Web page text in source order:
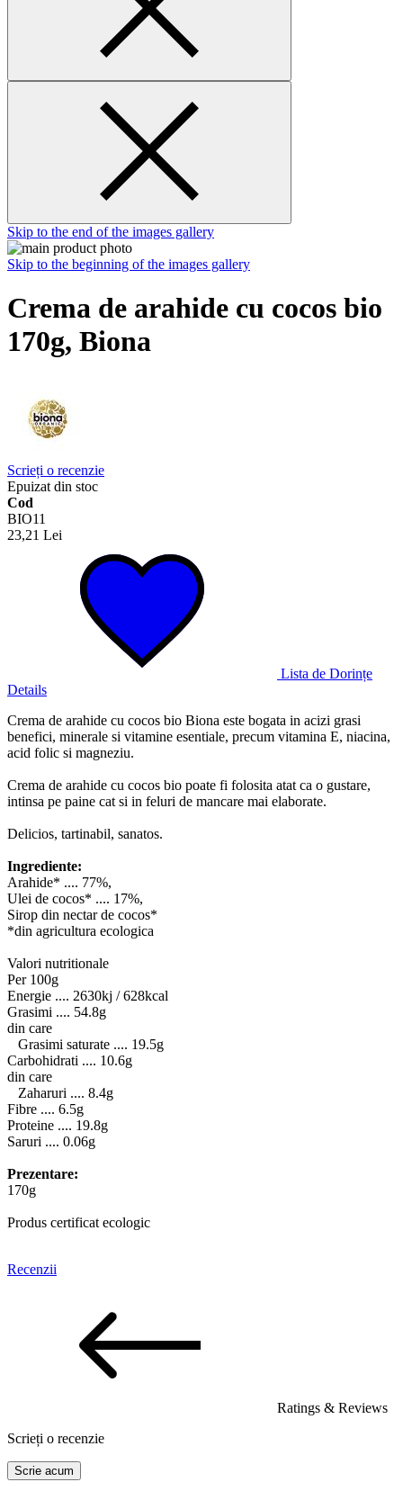
Skip to the end of the images gallery
Skip to the beginning of the images gallery
Crema de arahide cu cocos bio
170g, Biona
Scrieți o recenzie
Epuizat din stoc
Cod
BIO11
23,21 Lei
Lista de Dorințe
Details
Crema de arahide cu cocos bio Biona este bogata in acizi grasi
benefici, minerale si vitamine esentiale, precum vitamina E, niacina,
acid folic si magneziu.
Crema de arahide cu cocos bio poate fi folosita atat ca o gustare,
intinsa pe paine cat si in feluri de mancare mai elaborate.
Delicios, tartinabil, sanatos.
Ingrediente:
Arahide* .... 77%,
Ulei de cocos* .... 17%,
Sirop din nectar de cocos*
*din agricultura ecologica
Valori nutritionale
Per 100g
Energie .... 2630kj / 628kcal
Grasimi .... 54.8g
din care
Grasimi saturate .... 19.5g
Carbohidrati .... 10.6g
din care
Zaharuri .... 8.4g
Fibre .... 6.5g
Proteine .... 19.8g
Saruri .... 0.06g
Prezentare:
170g
Produs certificat ecologic
Recenzii
Ratings & Reviews
Scrieți o recenzie
Scrie acum